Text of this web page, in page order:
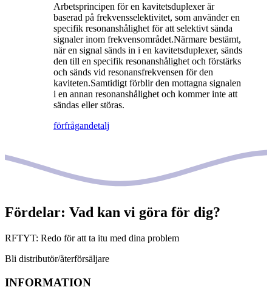
Arbetsprincipen för en kavitetsduplexer är
baserad på frekvensselektivitet, som använder en
specifik resonanshålighet för att selektivt sända
signaler inom frekvensområdet.Närmare bestämt,
när en signal sänds in i en kavitetsduplexer, sänds
den till en specifik resonanshålighet och förstärks
och sänds vid resonansfrekvensen för den
kaviteten.Samtidigt förblir den mottagna signalen
i en annan resonanshålighet och kommer inte att
sändas eller störas.
förfrågandetalj
Fördelar: Vad kan vi göra för dig?
RFTYT: Redo för att ta itu med dina problem
Bli distributör/återförsäljare
INFORMATION